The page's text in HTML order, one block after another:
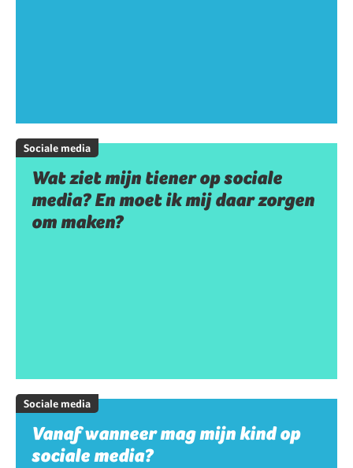
Sociale media
Wat ziet mijn tiener op sociale
media? En moet ik mij daar zorgen
om maken?
Sociale media
Vanaf wanneer mag mijn kind op
sociale media?